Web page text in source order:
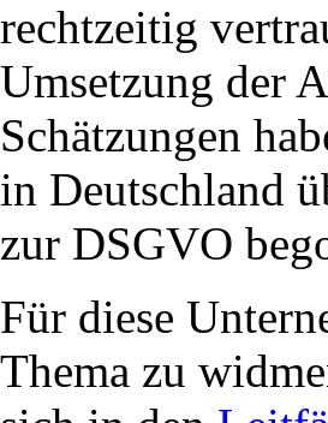
rechtzeitig
Umsetzung der
Schätzungen
in Deutschland
zur DSGVO
Für diese
Thema zu